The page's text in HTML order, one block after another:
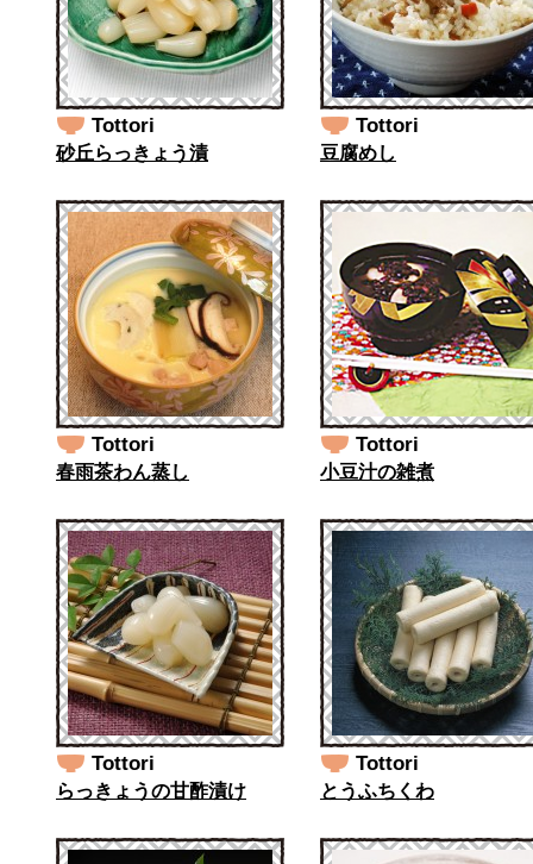
Tottori
砂丘らっきょう漬
Tottori
豆腐めし
Tottori
春雨茶わん蒸し
Tottori
小豆汁の雑煮
Tottori
らっきょうの甘酢漬け
Tottori
とうふちくわ